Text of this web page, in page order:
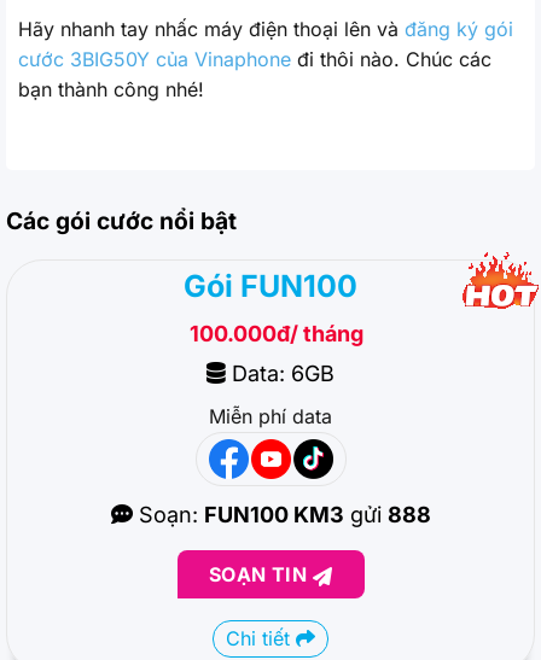
Hãy nhanh tay nhấc máy điện thoại lên và đăng ký gói
cước 3BIG50Y của Vinaphone đi thôi nào. Chúc các
bạn thành công nhé!
Các gói cước nổi bật
Gói FUN100
100.000đ/ tháng
Data: 6GB
Miễn phí data
Soạn: FUN100 KM3 gửi 888
SOẠN TIN
Chi tiết